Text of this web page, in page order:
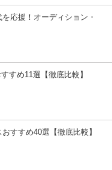
応援！オーディション・
すめ11選【徹底比較】
すすめ40選【徹底比較】